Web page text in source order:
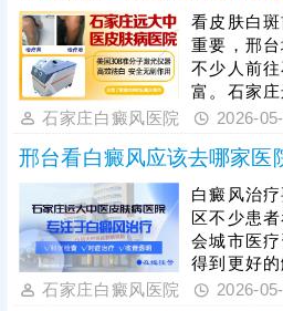
诊疗效果
杜绝乱收
济负担。
治疗越早效
及时到正
疗，才能
发可能。
看皮肤白
重要，邢
不少人前
富。石家
所现代化
流程规范
当，耽误
样，石家
个性化祛
治，针对
疗白癜风
心，累积
石家庄白癜风医院 2026-
邢台看白癜风应该去哪家医
白癜风治
区不少患
会城市医
得到更好
医皮肤病
石家庄白癜风医院 2026-